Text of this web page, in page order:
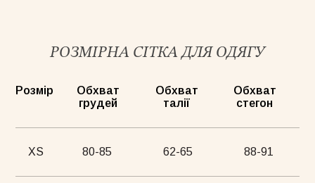
РОЗМІРНА СІТКА ДЛЯ ОДЯГУ
Розмір
Обхват
грудей
Обхват
талії
Обхват
стегон
XS 80-85 62-65 88-91